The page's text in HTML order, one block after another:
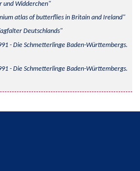
und Widderchen
atlas of butterflies in Britain and Ireland
Deutschlands
- Die Schmetterlinge Baden-Württembergs.
- Die Schmetterlinge Baden-Württembergs.